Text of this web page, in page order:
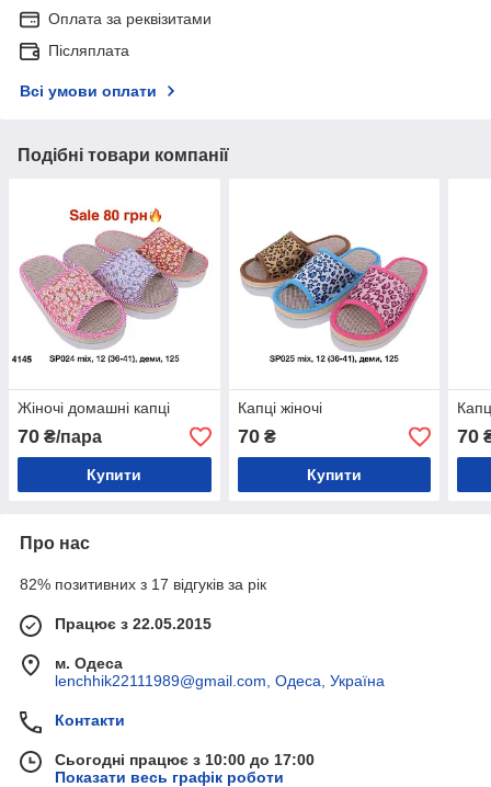
Оплата за реквізитами
Післяплата
Всі умови оплати
Подібні товари компанії
Жіночі домашні капці
70 ₴/пара
Купити
Капці жіночі
70₴
Купити
70
Про нас
82% позитивних з 17 відгуків за рік
Працює з 22.05.2015
м. Одеса
lenchhik22111989@gmail.com, Одеса, Україна
Контакти
Сьогодні працює з 10:00 до 17:00
Показати весь графік роботи